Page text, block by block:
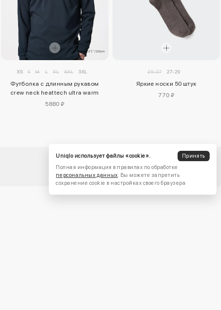
XS S M L XL XXL 3XL
Футболка с длинным рукавом
crew neck heattech ultra warm
5880 ₽
25-27 27-29
Яркие носки 50 штук
770 ₽
Uniqlo использует файлы «cookie».
Принять
Полная информация в правилах по обработке
персональных данных. Вы можете запретить
сохранение cookie в настройках своего браузера